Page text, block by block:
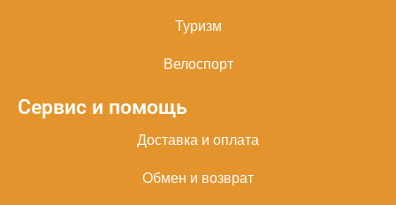
Туризм
Велоспорт
Сервис и помощь
Доставка и оплата
Обмен и возврат